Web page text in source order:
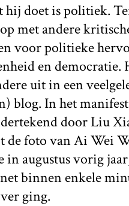
hij doet is politiek.
met andere
voor politieke
en democratie.
uit in een
blog. In het manifest
door Liu
de foto van Ai Wei
in augustus vorig
binnen enkele
ging.